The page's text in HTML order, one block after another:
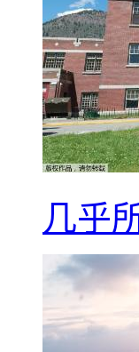
几乎